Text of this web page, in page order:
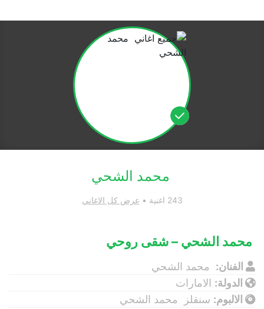
محمد الشحي
243 اغنية • عرض كل الاغاني
محمد الشحي – شقى روحي
الفنان:
محمد الشحي
الدولة: الامارات
الالبوم: سنقلز محمد الشحي